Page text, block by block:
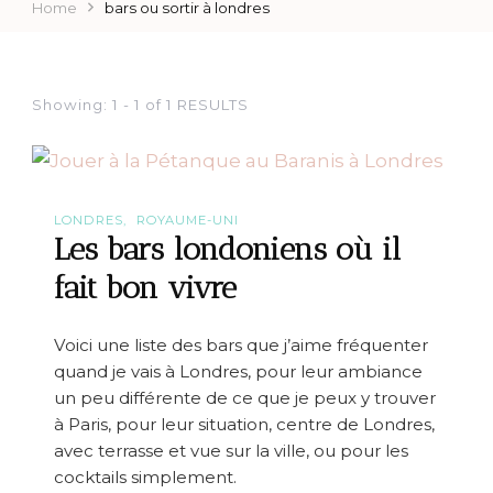
Home bars ou sortir à londres
Showing: 1 - 1 of 1 RESULTS
LONDRES ROYAUME-UNI
Les bars londoniens où il
fait bon vivre
Voici une liste des bars que j’aime fréquenter
quand je vais à Londres, pour leur ambiance
un peu différente de ce que je peux y trouver
à Paris, pour leur situation, centre de Londres,
avec terrasse et vue sur la ville, ou pour les
cocktails simplement.